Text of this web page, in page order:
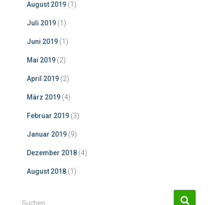
August 2019 (1)
Juli 2019 (1)
Juni 2019 (1)
Mai 2019 (2)
April 2019 (2)
März 2019 (4)
Februar 2019 (3)
Januar 2019 (9)
Dezember 2018 (4)
August 2018 (1)
S
Suchen …